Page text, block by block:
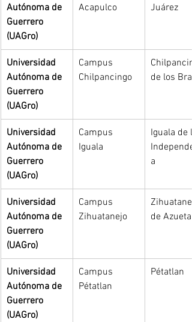
Autónoma de
Guerrero
(UAGro)
Acapulco
Juárez
Universidad
Autónoma de
Guerrero
(UAGro)
Campus
Chilpancingo
de los
Universidad
Autónoma de
Guerrero
(UAGro)
Campus
Iguala
Iguala de
a
Universidad
Autónoma de
Guerrero
(UAGro)
Campus
Zihuatanejo
de Azueta
Universidad
Autónoma de
Guerrero
(UAGro)
Campus
Pétatlan
Pétatlan